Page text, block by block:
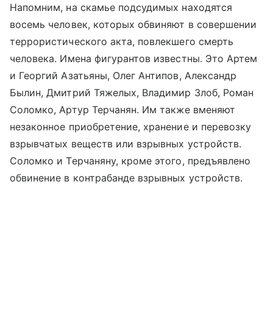
Напомним, на скамье подсудимых находятся
восемь человек, которых обвиняют в совершении
террористического акта, повлекшего смерть
человека. Имена фигурантов известны. Это Артем
и Георгий Азатьяны, Олег Антипов, Александр
Былин, Дмитрий Тяжелых, Владимир Злоб, Роман
Соломко, Артур Терчанян. Им также вменяют
незаконное приобретение, хранение и перевозку
взрывчатых веществ или взрывных устройств.
Соломко и Терчаняну, кроме этого, предъявлено
обвинение в контрабанде взрывных устройств.